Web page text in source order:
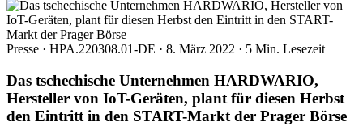
Presse · HPA.220308.01-DE · 8. März 2022 · 5 Min. Lesezeit
Das tschechische Unternehmen HARDWARIO,
Hersteller von IoT-Geräten, plant für diesen Herbst
den Eintritt in den START-Markt der Prager Börse